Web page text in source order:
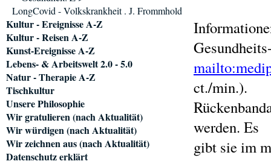
mailto:
ct./min.).
werden. Es
gibt sie im
LongCovid - Volkskrankheit . J. Frommhold
Kultur - Ereignisse A-Z
Kultur - Reisen A-Z
Kunst-Ereignisse A-Z
Lebens- & Arbeitswelt 2.0 - 5.0
Natur - Therapie A-Z
Tischkultur
Unsere Philosophie
Wir gratulieren (nach Aktualität)
Wir würdigen (nach Aktualität)
Wir zeichnen aus (nach Aktualität)
Datenschutz erklärt